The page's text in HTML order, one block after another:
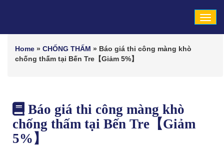
Home » CHỐNG THẤM » Báo giá thi công màng khò
chống thấm tại Bến Tre【Giảm 5%】
Báo giá thi công màng khò
chống thấm tại Bến Tre【Giảm
5%】